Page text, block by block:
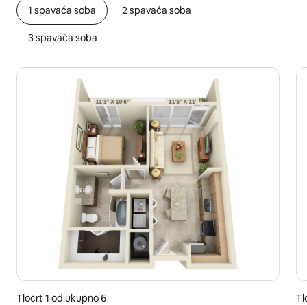
1 spavaća soba 2 spavaća soba
3 spavaća soba
Tlocrt 1 od ukupno 6